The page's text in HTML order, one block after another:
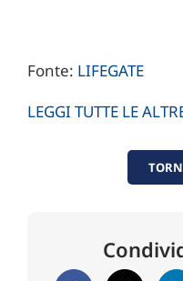
Fonte: LIFEGATE
LEGGI TUTTE LE